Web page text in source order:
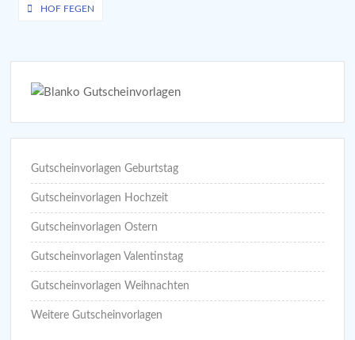
Beitragsnavigation
HOF FEGEN
Gutscheinvorlagen Geburtstag
Gutscheinvorlagen Hochzeit
Gutscheinvorlagen Ostern
Gutscheinvorlagen Valentinstag
Gutscheinvorlagen Weihnachten
Weitere Gutscheinvorlagen